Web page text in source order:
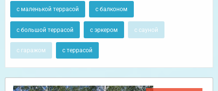
с маленькой террасой с балконом
с большой террасой с эркером с сауной
с гаражом с террасой